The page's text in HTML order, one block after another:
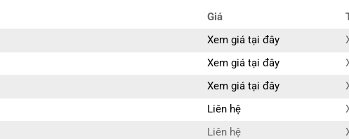
Giá
Xem giá tại đây
Xem giá tại đây
Xem giá tại đây
Liên hệ
Liên hệ